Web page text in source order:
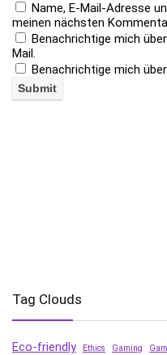
Name, E-Mail-Adresse
meinen nächsten
Benachrichtige mich
Mail.
Benachrichtige mich
Tag Clouds
Eco-friendly Ethics Gaming